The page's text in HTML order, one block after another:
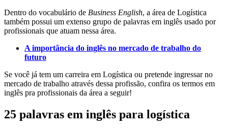
Dentro do vocabulário de Business English, a área de Logística
também possui um extenso grupo de palavras em inglês usado por
profissionais que atuam nessa área.
A importância do inglês no mercado de trabalho do
futuro
Se você já tem um carreira em Logística ou pretende ingressar no
mercado de trabalho através dessa profissão, confira os termos em
inglês pra profissionais da área a seguir!
25 palavras em inglês para logística